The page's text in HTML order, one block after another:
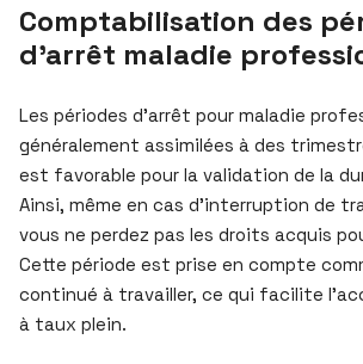
Comptabilisation des
d’arrêt maladie
Les périodes d’arrêt pour maladie
généralement assimilées à des
est favorable pour la validation de la
Ainsi, même en cas d’interruption de
vous ne perdez pas les droits acquis
Cette période est prise en compte
continué à travailler, ce qui facilite
à taux plein.